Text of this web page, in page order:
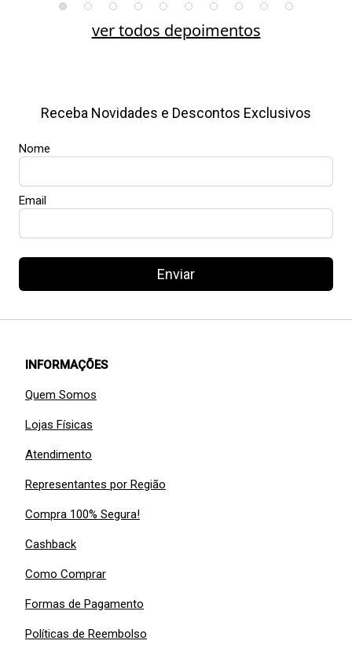
ver todos depoimentos
Receba Novidades e Descontos Exclusivos
Nome
Email
Enviar
INFORMAÇÕES
Quem Somos
Lojas Físicas
Atendimento
Representantes por Região
Compra 100% Segura!
Cashback
Como Comprar
Formas de Pagamento
Políticas de Reembolso